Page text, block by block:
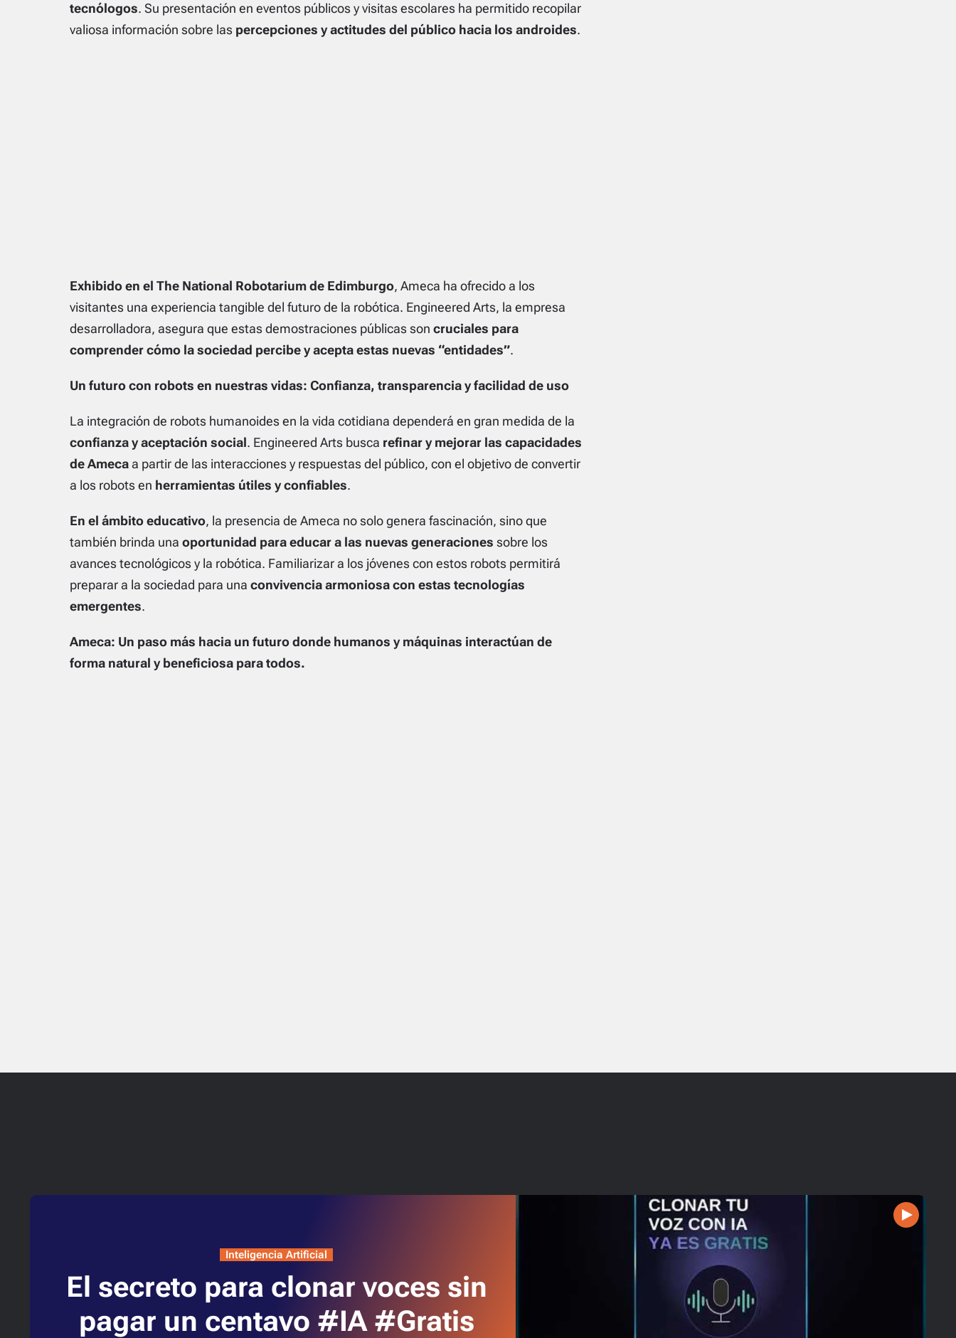
tecnólogos. Su presentación en eventos públicos y visitas escolares ha permitido recopilar
valiosa información sobre las percepciones y actitudes del público hacia los androides.
Exhibido en el The National Robotarium de Edimburgo, Ameca ha ofrecido a los
visitantes una experiencia tangible del futuro de la robótica. Engineered Arts, la empresa
desarrolladora, asegura que estas demostraciones públicas son cruciales para
comprender cómo la sociedad percibe y acepta estas nuevas “entidades”.
Un futuro con robots en nuestras vidas: Confianza, transparencia y facilidad de uso
La integración de robots humanoides en la vida cotidiana dependerá en gran medida de la
confianza y aceptación social. Engineered Arts busca refinar y mejorar las capacidades
de Amecaa partir de las interacciones y respuestas del público, con el objetivo de convertir
a los robots en herramientas útiles y confiables.
En el ámbito educativo, la presencia de Ameca no solo genera fascinación, sino que
también brinda una oportunidad para educar a las nuevas generaciones sobre los
avances tecnológicos y la robótica. Familiarizar a los jóvenes con estos robots permitirá
preparar a la sociedad para una convivencia armoniosa con estas tecnologías
emergentes.
Ameca: Un paso más hacia un futuro donde humanos y máquinas interactúan de
forma natural y beneficiosa para todos.